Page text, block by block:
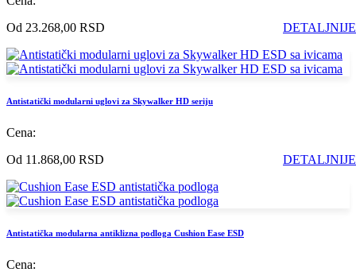
Od 23.268,00 RSD
DETALJNIJE
Antistatički modularni uglovi za Skywalker HD seriju
Cena:
Od 11.868,00 RSD
DETALJNIJE
Antistatička modularna antiklizna podloga Cushion Ease ESD
Cena: